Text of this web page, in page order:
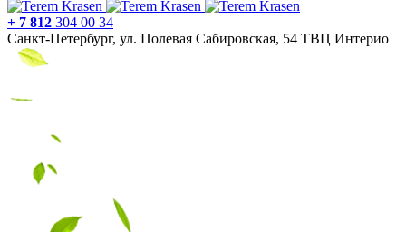
+ 7 812 304 00 34
Санкт-Петербург, ул. Полевая Сабировская, 54 ТВЦ Интерио